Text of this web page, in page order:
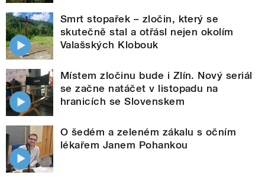
Smrt stopařek – zločin, který se
skutečně stal a otřásl nejen okolím
Valašských Klobouk
Místem zločinu bude i Zlín. Nový seriál
se začne natáčet v listopadu na
hranicích se Slovenskem
O šedém a zeleném zákalu s očním
lékařem Janem Pohankou